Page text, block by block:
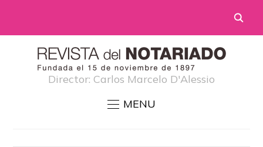
Director: Carlos Marcelo D'Alessio
MENU